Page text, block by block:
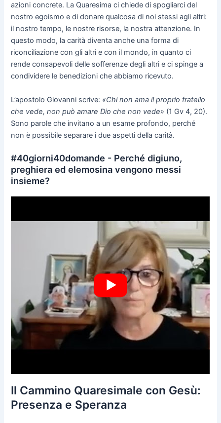
azioni concrete. La Quaresima ci chiede di spogliarci del
nostro egoismo e di donare qualcosa di noi stessi agli altri:
il nostro tempo, le nostre risorse, la nostra attenzione. In
questo modo, la carità diventa anche una forma di
riconciliazione con gli altri e con il mondo, in quanto ci
rende consapevoli delle sofferenze degli altri e ci spinge a
condividere le benedizioni che abbiamo ricevuto.
L’apostolo Giovanni scrive: «Chi non ama il proprio fratello
che vede, non può amare Dio che non vede» (1 Gv 4, 20).
Sono parole che invitano a un esame profondo, perché
non è possibile separare i due aspetti della carità.
#40giorni40domande - Perché digiuno,
preghiera ed elemosina vengono messi
insieme?
Il Cammino Quaresimale con Gesù:
Presenza e Speranza